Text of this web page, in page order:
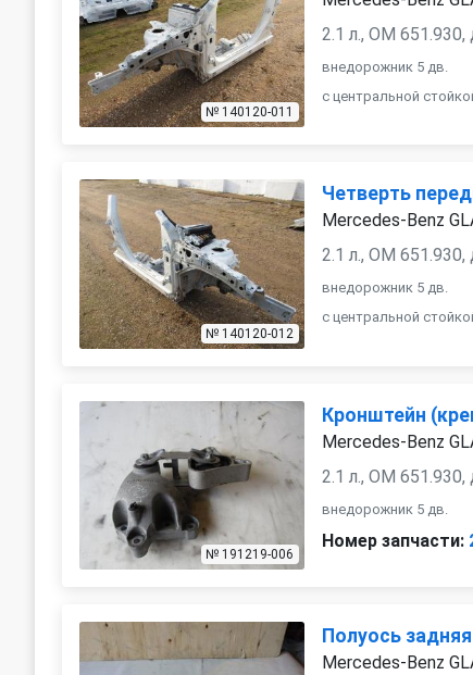
№ 140120-011
2.1 л., OM 651.930,
внедорожник 5 дв.
с центральной
№ 140120-012
Четверть
Mercedes-Benz
2.1 л., OM 651.930,
внедорожник 5 дв.
с центральной
№ 191219-006
Кронштейн
Mercedes-Benz
2.1 л., OM 651.930,
внедорожник 5 дв.
Номер запчасти:
Полуось
Mercedes-Benz